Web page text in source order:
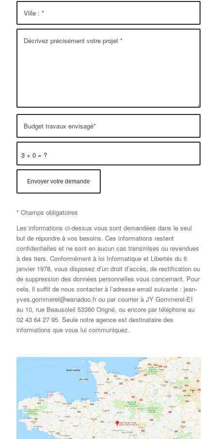
3 + 0 = ?
* Champs obligatoires
Les informations ci-dessus vous sont demandées dans le seul
but de répondre à vos besoins. Ces informations restent
confidentielles et ne sont en aucun cas transmises ou revendues
à des tiers. Conformément à loi Informatique et Libertés du 6
janvier 1978, vous disposez d’un droit d’accès, de rectification ou
de suppression des données personnelles vous concernant. Pour
cela, il suffit de nous contacter à l’adresse email suivante : jean-
yves.gommerel@wanadoo.fr ou par courrier à JY Gommerel-EI
au 10, rue Beausoleil 53360 Origné, ou encore par téléphone au
02 43 64 27 95. Seule notre agence est destinataire des
informations que vous lui communiquez.